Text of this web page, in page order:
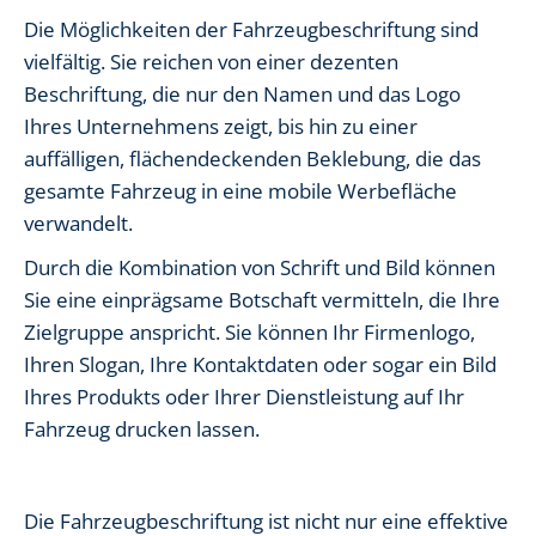
Die Möglichkeiten der Fahrzeugbeschriftung sind
vielfältig. Sie reichen von einer dezenten
Beschriftung, die nur den Namen und das Logo
Ihres Unternehmens zeigt, bis hin zu einer
auffälligen, flächendeckenden Beklebung, die das
gesamte Fahrzeug in eine mobile Werbefläche
verwandelt.
Durch die Kombination von Schrift und Bild können
Sie eine einprägsame Botschaft vermitteln, die Ihre
Zielgruppe anspricht. Sie können Ihr Firmenlogo,
Ihren Slogan, Ihre Kontaktdaten oder sogar ein Bild
Ihres Produkts oder Ihrer Dienstleistung auf Ihr
Fahrzeug drucken lassen.
Die Fahrzeugbeschriftung ist nicht nur eine effektive